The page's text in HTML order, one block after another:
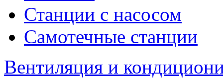
Станции с насосом
Самотечные станции
Вентиляция и